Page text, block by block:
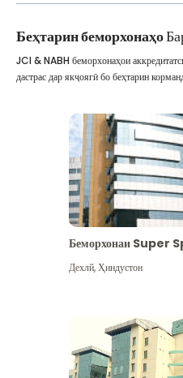
Беҳтарин беморхонаҳо
JCI & NABH беморхонаҳои
дастрас дар якҷоягӣ бо беҳтарин
Беморхонаи Super
Дехлй,Ҳиндустон